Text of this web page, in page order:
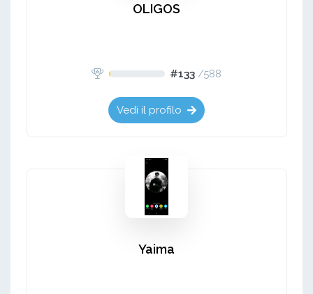
OLIGOS
#133 /588
Vedi il profilo
Yaima